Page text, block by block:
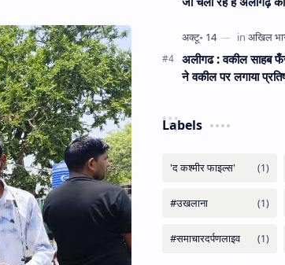
अलीगढ : वकील साहब
ने वकील पर लगाया
Labels